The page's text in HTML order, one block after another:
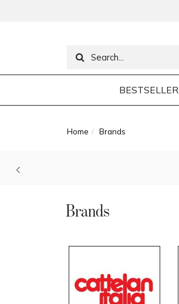
BESTSELLER
Home Brands
Brands